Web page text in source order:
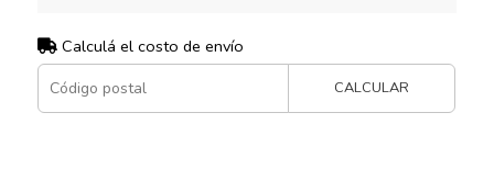
Calculá el costo de envío
CALCULAR